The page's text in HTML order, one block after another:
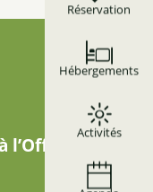
Réservation
Hébergements
Activités
l’Office de